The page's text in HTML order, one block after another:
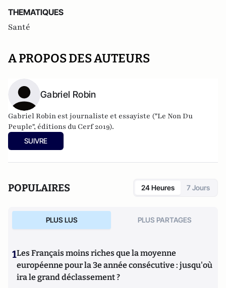
THEMATIQUES
Santé
A PROPOS DES AUTEURS
Gabriel Robin
Gabriel Robin est journaliste et essayiste ("Le Non Du
Peuple", éditions du Cerf 2019).
SUIVRE
POPULAIRES 24 Heures 7 Jours
PLUS LUS PLUS PARTAGES
1Les Français moins riches que la moyenne
européenne pour la 3e année consécutive : jusqu'où
ira le grand déclassement ?